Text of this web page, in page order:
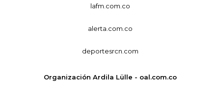
lafm.com.co
alerta.com.co
deportesrcn.com
Organización Ardila Lülle - oal.com.co